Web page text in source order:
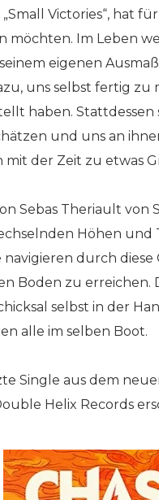
Victories“, hat
möchten. Im Leben
eigenen
uns selbst fertig zu
haben.
und uns an
mit der Zeit zu etwas
Sebas Theriault von
Höhen und
durch
Boden zu erreichen.
selbst in der
alle im selben Boot.
Single aus dem
Helix Records